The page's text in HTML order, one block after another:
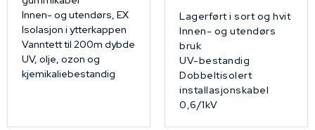
Innen- og utendørs, EX
Isolasjon i ytterkappen
Vanntett til 200m dybde
UV, olje, ozon og
kjemikaliebestandig
Lagerført i sort og hvit
Innen- og utendørs
bruk
UV-bestandig
Dobbeltisolert
installasjonskabel
0,6/1kV